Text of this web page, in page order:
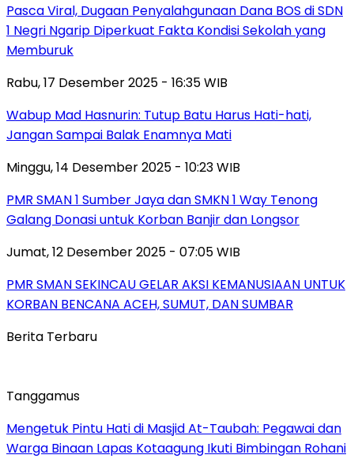
Pasca Viral, Dugaan Penyalahgunaan Dana BOS di SDN
1 Negri Ngarip Diperkuat Fakta Kondisi Sekolah yang
Memburuk
Rabu, 17 Desember 2025 - 16:35 WIB
Wabup Mad Hasnurin: Tutup Batu Harus Hati-hati,
Jangan Sampai Balak Enamnya Mati
Minggu, 14 Desember 2025 - 10:23 WIB
PMR SMAN 1 Sumber Jaya dan SMKN 1 Way Tenong
Galang Donasi untuk Korban Banjir dan Longsor
Jumat, 12 Desember 2025 - 07:05 WIB
PMR SMAN SEKINCAU GELAR AKSI KEMANUSIAAN UNTUK
KORBAN BENCANA ACEH, SUMUT, DAN SUMBAR
Berita Terbaru
Tanggamus
Mengetuk Pintu Hati di Masjid At-Taubah: Pegawai dan
Warga Binaan Lapas Kotaagung Ikuti Bimbingan Rohani